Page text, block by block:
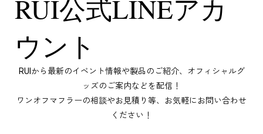
RUI公式LINEアカ
ウント
RUIから最新のイベント情報や製品のご紹介、オフィシャルグ
ッズのご案内などを配信！
ワンオフマフラーの相談やお見積り等、お気軽にお問い合わせ
ください！